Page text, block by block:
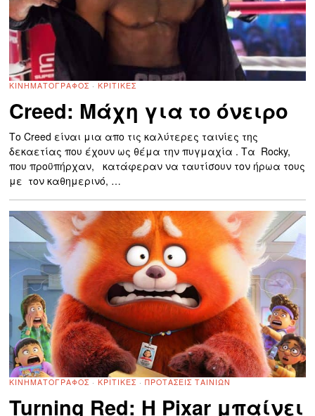
ΚΙΝΗΜΑΤΟΓΡΆΦΟΣ · ΚΡΙΤΙΚΈΣ
Creed: Μάχη για το όνειρο
Το Creed είναι μια απο τις καλύτερες ταινίες της
δεκαετίας που έχουν ως θέμα την πυγμαχία . Τα Rocky,
που προϋπήρχαν, κατάφεραν να ταυτίσουν τον ήρωα τους
με τον καθημερινό, …
ΚΙΝΗΜΑΤΟΓΡΆΦΟΣ · ΚΡΙΤΙΚΈΣ · ΠΡΟΤΆΣΕΙΣ ΤΑΙΝΙΏΝ
Turning Red: Η Pixar μπαίνει